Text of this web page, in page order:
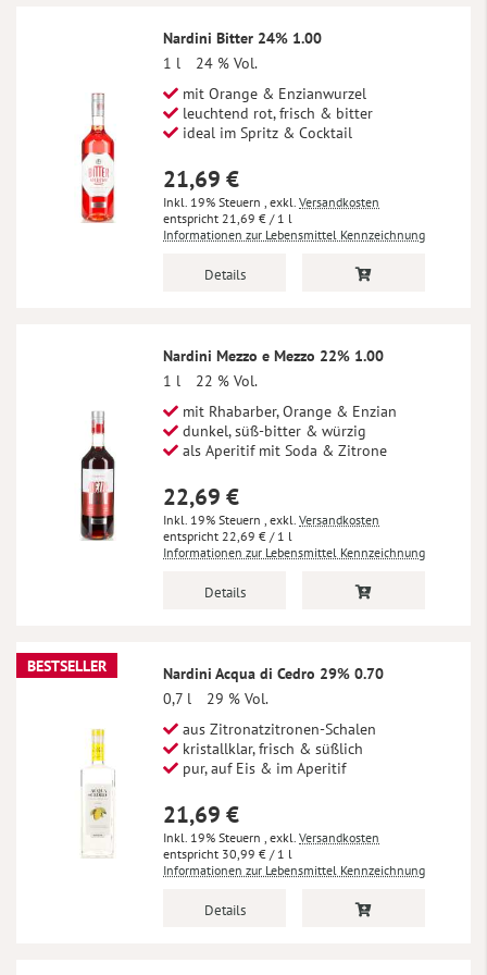
Nardini Bitter 24% 1.00
1 l
24 % Vol.
mit Orange & Enzianwurzel
leuchtend rot, frisch & bitter
ideal im Spritz & Cocktail
21,69 €
Inkl. 19% Steuern , exkl. Versandkosten
21,69 € / 1 l
Informationen zur Lebensmittel Kennzeichnung
Details
Nardini Mezzo e Mezzo 22% 1.00
1 l
22 % Vol.
mit Rhabarber, Orange & Enzian
dunkel, süß-bitter & würzig
als Aperitif mit Soda & Zitrone
22,69 €
Inkl. 19% Steuern , exkl. Versandkosten
22,69 € / 1 l
Informationen zur Lebensmittel Kennzeichnung
Details
BESTSELLER
Nardini Acqua di Cedro 29% 0.70
0,7 l
29 % Vol.
aus Zitronatzitronen-Schalen
kristallklar, frisch & süßlich
pur, auf Eis & im Aperitif
21,69 €
Inkl. 19% Steuern , exkl. Versandkosten
30,99 € / 1 l
Informationen zur Lebensmittel Kennzeichnung
Details